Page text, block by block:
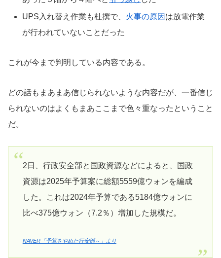
UPS入れ替え作業も杜撰で、 火事の原因 は放電作業
が行われていないことだった
これが今まで判明している内容である。
どの話もまあまあ信じられないような内容だが、一番信じ
られないのはよくもまあここまで色々重なったということ
だ。
2日、行政安全部と国政資源などによると、国政
資源は2025年予算案に総額5559億ウォンを編成
した。これは2024年予算である5184億ウォンに
比べ375億ウォン（7.2％）増加した規模だ。
NAVER「予算をやめた行安部～」より